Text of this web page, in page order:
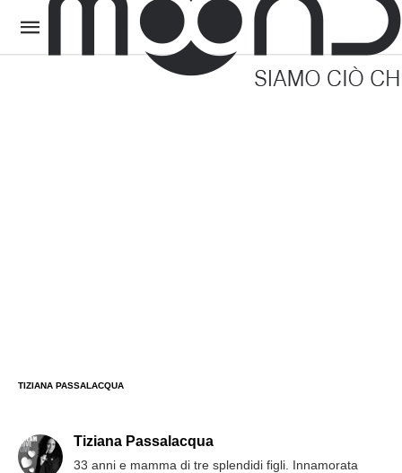
TIZIANA PASSALACQUA
Tiziana Passalacqua
33 anni e mamma di tre splendidi figli. Innamorata